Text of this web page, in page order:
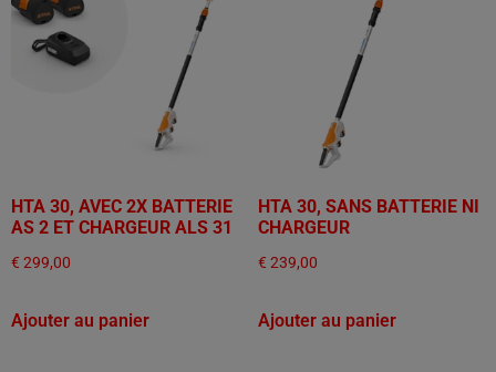
HTA 30, AVEC 2X BATTERIE
AS 2 ET CHARGEUR ALS 31
€ 299,00
Ajouter au panier
HTA 30, SANS BATTERIE NI
CHARGEUR
€ 239,00
Ajouter au panier